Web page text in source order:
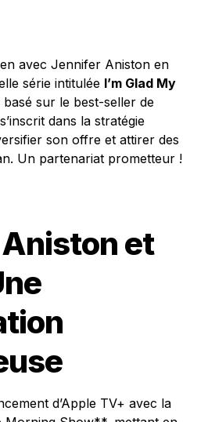
avec Jennifer Aniston en
série intitulée I’m Glad My
basé sur le best-seller de
dans la stratégie
son offre et attirer des
Un partenariat prometteur !
et
d’Apple TV+ avec la